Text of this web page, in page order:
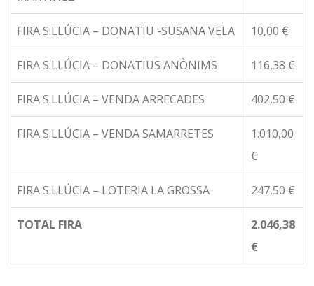
FIRA S.LLÚCIA – DONATIU -SUSANA VELA 10,00 €
FIRA S.LLÚCIA – DONATIUS ANÒNIMS 116,38 €
FIRA S.LLÚCIA – VENDA ARRECADES 402,50 €
FIRA S.LLÚCIA – VENDA SAMARRETES
1.010,00
€
FIRA S.LLÚCIA – LOTERIA LA GROSSA 247,50 €
TOTAL FIRA
2.046,38
€